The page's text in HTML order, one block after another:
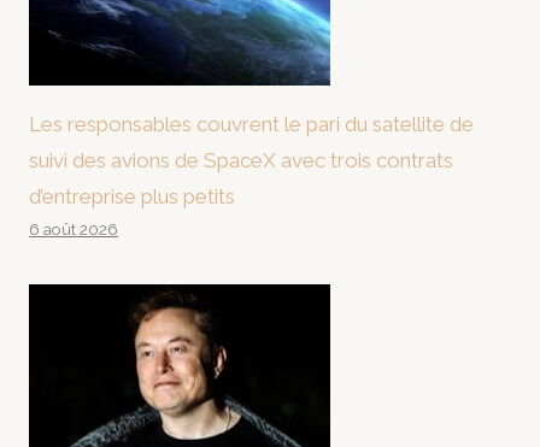
Les responsables couvrent le pari du satellite de
suivi des avions de SpaceX avec trois contrats
d’entreprise plus petits
6 août 2026